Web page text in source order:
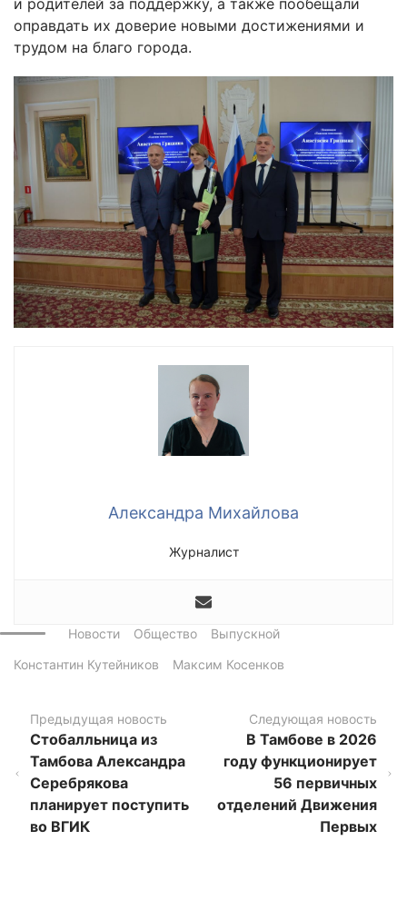
оправдать их доверие новыми достижениями и
трудом на благо города.
Александра Михайлова
Журналист
Новости Общество
Выпускной
Константин Кутейников
Максим Косенков
Предыдущая новость
Стобалльница из
Тамбова Александра
Серебрякова
планирует поступить
во ВГИК
Следующая новость
В Тамбове в 2026
году функционирует
56 первичных
отделений Движения
Первых